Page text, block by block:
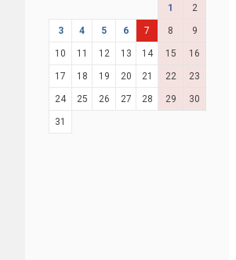
1 2
3 4 5 6 7 8 9
10 11 12 13 14 15 16
17 18 19 20 21 22 23
24 25 26 27 28 29 30
31